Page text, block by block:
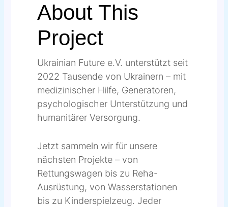
About This
Project
Ukrainian Future e.V. unterstützt seit
2022 Tausende von Ukrainern – mit
medizinischer Hilfe, Generatoren,
psychologischer Unterstützung und
humanitärer Versorgung.
Jetzt sammeln wir für unsere
nächsten Projekte – von
Rettungswagen bis zu Reha-
Ausrüstung, von Wasserstationen
bis zu Kinderspielzeug. Jeder